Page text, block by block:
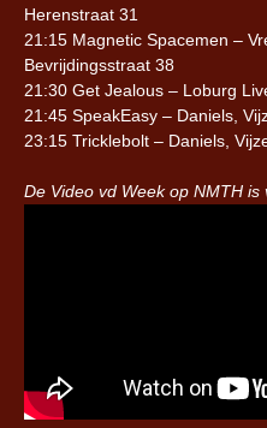
Herenstraat 31
21:15 Magnetic Spacemen –
Bevrijdingsstraat 38
21:30 Get Jealous – Loburg
21:45 SpeakEasy – Daniels,
23:15 Tricklebolt – Daniels,
De Video vd Week op NMTH is